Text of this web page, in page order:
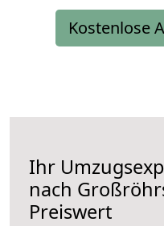
Kostenlose
Ihr
nach
Preiswert